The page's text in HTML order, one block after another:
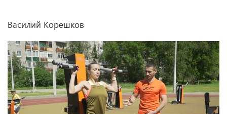
Василий Корешков